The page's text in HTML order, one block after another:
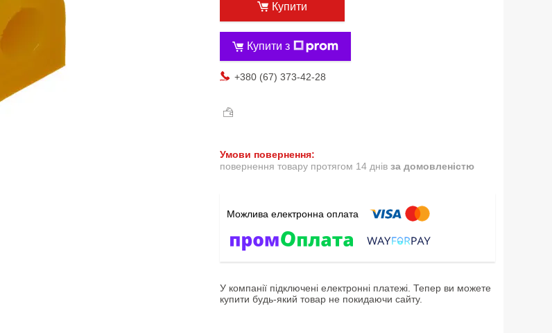
Купити
Купити з
+380 (67) 373-42-28
повернення товару протягом 14 днів за домовленістю
У компанії підключені електронні платежі. Тепер ви можете
купити будь-який товар не покидаючи сайту.